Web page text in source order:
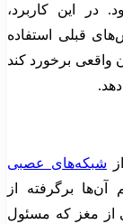
در این کاربرد،
قبلی استفاده
واقعی برخورد کند
شبکه‌های عصبی
برگرفته از
از مغز که مسئول